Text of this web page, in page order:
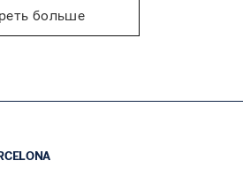
больше